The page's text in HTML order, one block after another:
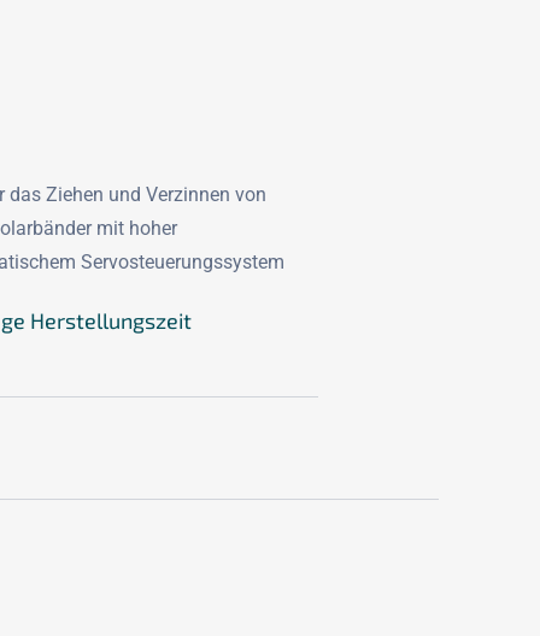
Ziehen und Verzinnen von
mit hoher
Servosteuerungssystem
Herstellungszeit